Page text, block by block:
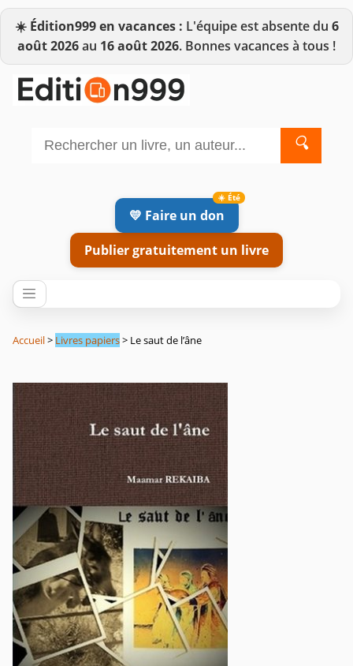
☀️ Édition999 en vacances : L'équipe est absente du 6
août 2026au 16 août 2026. Bonnes vacances à tous !
🔍
💛 Faire un don
Publier gratuitement un livre
Accueil> Livres papiers> Le saut de l’âne